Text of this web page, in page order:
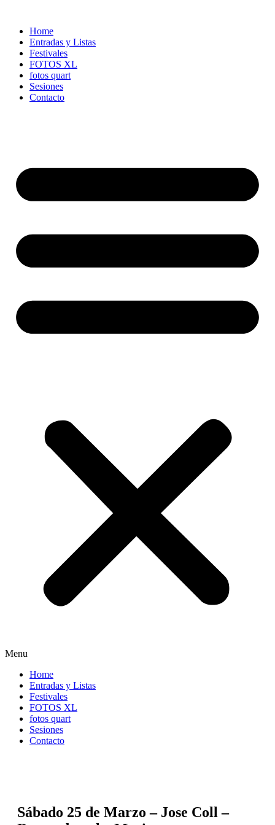
contenidoHome
Entradas y Listas
Festivales
FOTOS XL
fotos quart
Sesiones
Contacto
Menu
Home
Entradas y Listas
Festivales
FOTOS XL
fotos quart
Sesiones
Contacto
Sábado 25 de Marzo – Jose Coll –